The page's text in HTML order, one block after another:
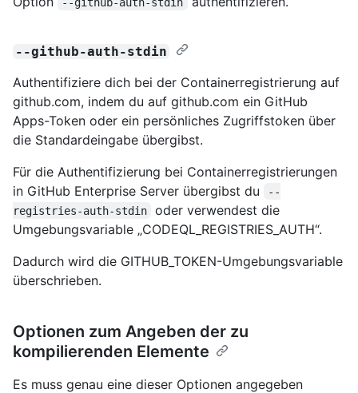
--github-auth-stdin
Authentifiziere dich bei der Containerregistrierung auf
github.com, indem du auf github.com ein GitHub
Apps-Token oder ein persönliches Zugriffstoken über
die Standardeingabe übergibst.
Für die Authentifizierung bei Containerregistrierungen
in GitHub Enterprise Server übergibst du
--
registries-auth-stdin
oder verwendest die
Umgebungsvariable „CODEQL_REGISTRIES_AUTH“.
Dadurch wird die GITHUB_TOKEN-Umgebungsvariable
überschrieben.
Optionen zum Angeben der zu
kompilierenden Elemente
Es muss genau eine dieser Optionen angegeben